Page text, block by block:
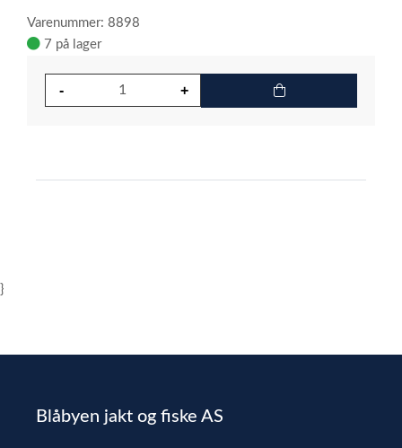
Varenummer: 8898
7 på lager
}
Blåbyen jakt og fiske AS